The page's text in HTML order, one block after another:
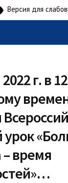
Версия для
г. в
время